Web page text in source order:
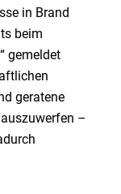
in Brand
beim
gemeldet
geratene
–